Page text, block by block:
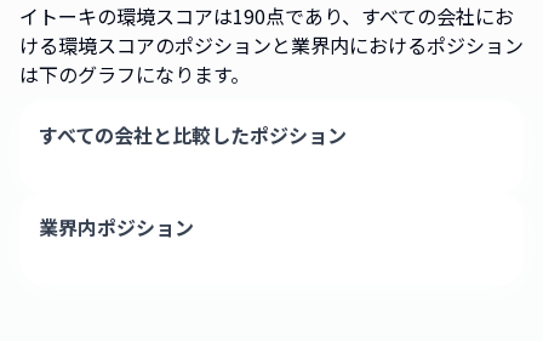
イトーキの環境スコアは190点であり、すべての会社にお
ける環境スコアのポジションと業界内におけるポジション
は下のグラフになります。
すべての会社と比較したポジション
業界内ポジション